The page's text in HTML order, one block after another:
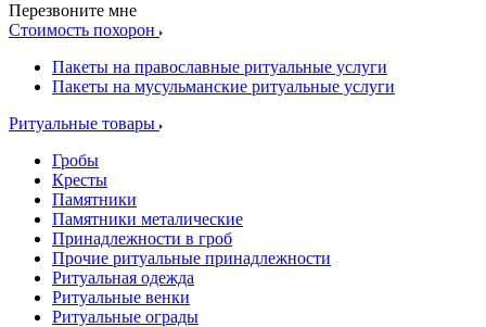
Перезвоните мне
Стоимость похорон
Пакеты на православные ритуальные услуги
Пакеты на мусульманские ритуальные услуги
Ритуальные товары
Гробы
Кресты
Памятники
Памятники металические
Принадлежности в гроб
Прочие ритуальные принадлежности
Ритуальная одежда
Ритуальные венки
Ритуальные ограды